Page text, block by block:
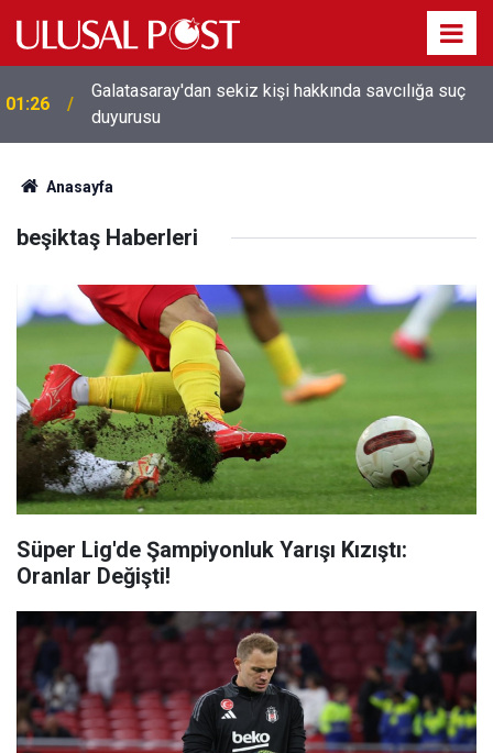
01:26
Galatasaray'dan sekiz kişi hakkında savcılığa suç
duyurusu
Anasayfa
beşiktaş Haberleri
Süper Lig'de Şampiyonluk Yarışı Kızıştı:
Oranlar Değişti!